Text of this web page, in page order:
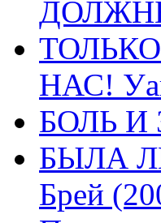
НАС!
БОЛЬ И
БЫЛА
Брей